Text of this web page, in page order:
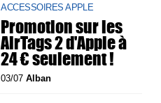
ACCESSOIRES APPLE
Promotion sur les
AirTags 2 d'Apple à
24 € seulement !
03/07Alban